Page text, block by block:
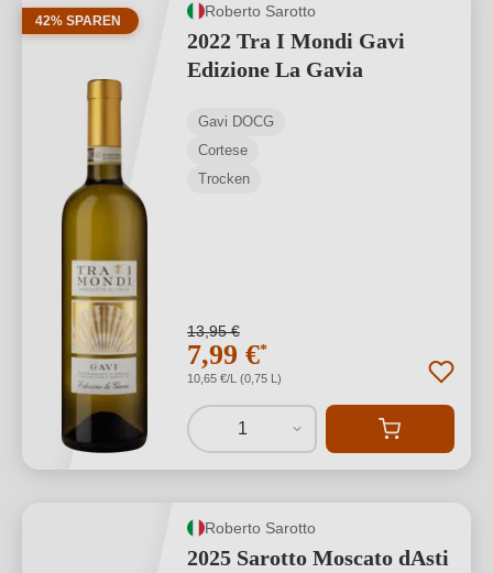
42% SPAREN
Roberto Sarotto
2022 Tra I Mondi Gavi
Edizione La Gavia
Gavi DOCG
Cortese
Trocken
13,95 €
7,99 €*
10,65 €/L (0,75 L)
1
Roberto Sarotto
2025 Sarotto Moscato dAsti